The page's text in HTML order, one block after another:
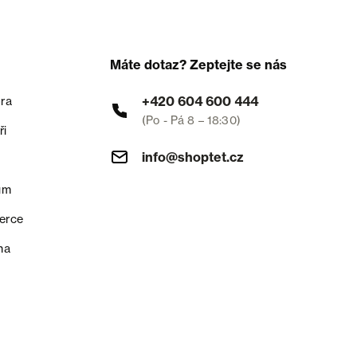
Máte dotaz? Zeptejte se nás
+420 604 600 444
(Po - Pá 8 – 18:30)
info@shoptet.cz